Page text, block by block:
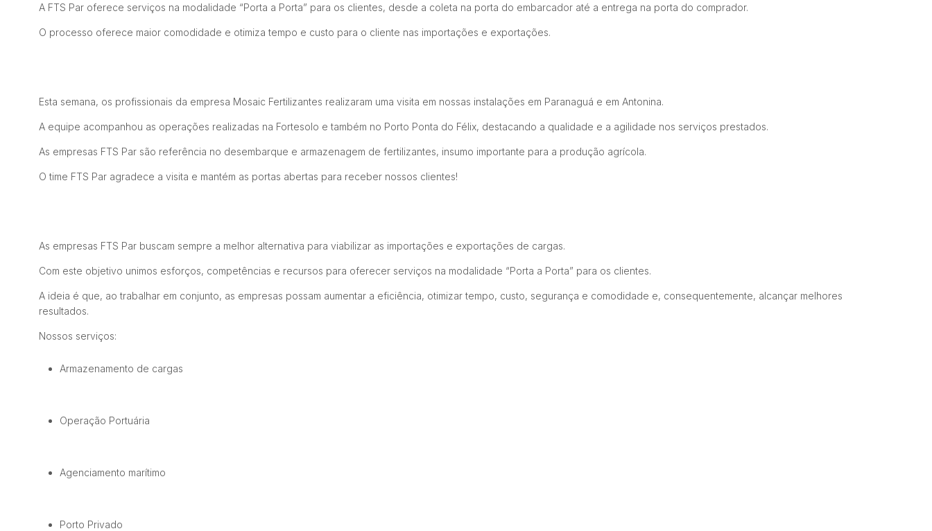
A FTS Par oferece serviços na modalidade “Porta a Porta” para os clientes, desde a coleta na porta do embarcador até a entrega na porta do comprador.
O processo oferece maior comodidade e otimiza tempo e custo para o cliente nas importações e exportações.
Esta semana, os profissionais da empresa Mosaic Fertilizantes realizaram uma visita em nossas instalações em Paranaguá e em Antonina.
A equipe acompanhou as operações realizadas na Fortesolo e também no Porto Ponta do Félix, destacando a qualidade e a agilidade nos serviços prestados.
As empresas FTS Par são referência no desembarque e armazenagem de fertilizantes, insumo importante para a produção agrícola.
O time FTS Par agradece a visita e mantém as portas abertas para receber nossos clientes!
As empresas FTS Par buscam sempre a melhor alternativa para viabilizar as importações e exportações de cargas.
Com este objetivo unimos esforços, competências e recursos para oferecer serviços na modalidade “Porta a Porta” para os clientes.
A ideia é que, ao trabalhar em conjunto, as empresas possam aumentar a eficiência, otimizar tempo, custo, segurança e comodidade e, consequentemente, alcançar melhores
resultados.
Nossos serviços:
Armazenamento de cargas
Operação Portuária
Agenciamento marítimo
Porto Privado